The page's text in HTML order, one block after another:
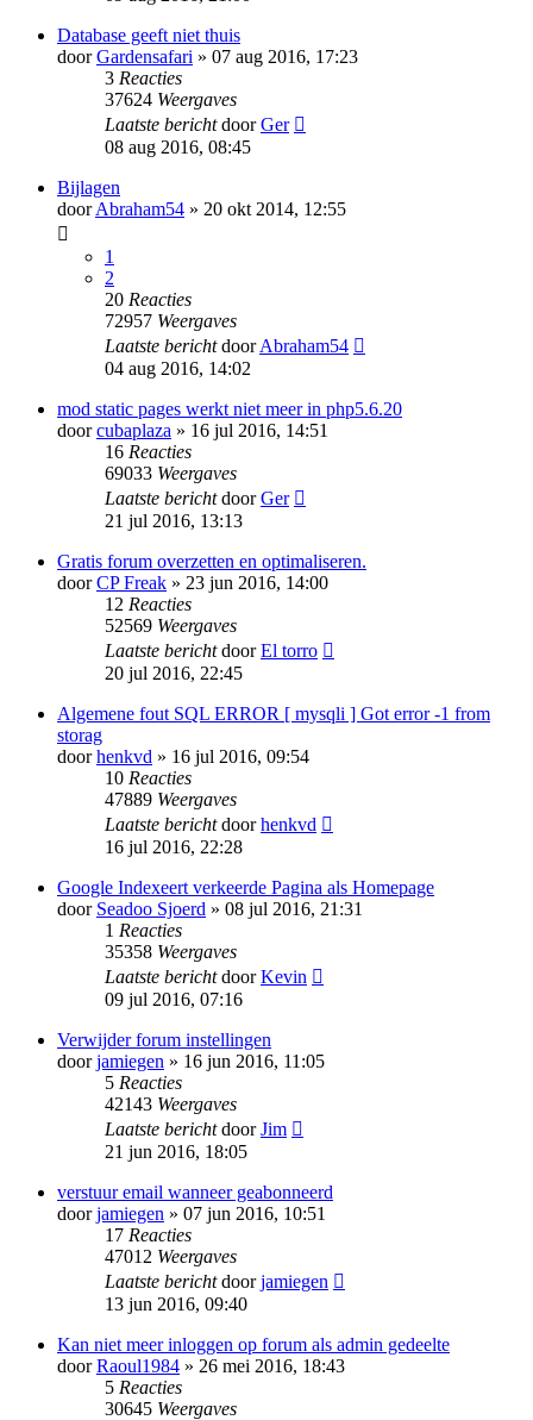
Database geeft niet thuis
doorGardensafari » 07 aug 2016, 17:23
3 Reacties
37624 Weergaves
Laatste berichtdoorGer
08 aug 2016, 08:45
Bijlagen
doorAbraham54 » 20 okt 2014, 12:55
1
2
20 Reacties
72957 Weergaves
Laatste berichtdoorAbraham54
04 aug 2016, 14:02
mod static pages werkt niet meer in php5.6.20
doorcubaplaza » 16 jul 2016, 14:51
16 Reacties
69033 Weergaves
Laatste berichtdoorGer
21 jul 2016, 13:13
Gratis forum overzetten en optimaliseren.
doorCP Freak » 23 jun 2016, 14:00
12 Reacties
52569 Weergaves
Laatste berichtdoorEl torro
20 jul 2016, 22:45
Algemene fout SQL ERROR [ mysqli ] Got error -1 from
storag
doorhenkvd » 16 jul 2016, 09:54
10 Reacties
47889 Weergaves
Laatste berichtdoorhenkvd
16 jul 2016, 22:28
Google Indexeert verkeerde Pagina als Homepage
door Seadoo Sjoerd » 08 jul 2016, 21:31
1 Reacties
35358 Weergaves
Laatste berichtdoorKevin
09 jul 2016, 07:16
Verwijder forum instellingen
doorjamiegen » 16 jun 2016, 11:05
5 Reacties
42143 Weergaves
Laatste berichtdoorJim
21 jun 2016, 18:05
verstuur email wanneer geabonneerd
doorjamiegen » 07 jun 2016, 10:51
17 Reacties
47012 Weergaves
Laatste berichtdoorjamiegen
13 jun 2016, 09:40
Kan niet meer inloggen op forum als admin gedeelte
doorRaoul1984 » 26 mei 2016, 18:43
5 Reacties
30645 Weergaves